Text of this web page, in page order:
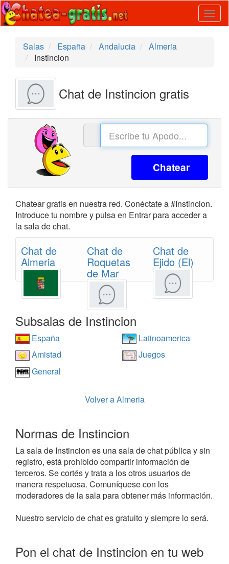
Salas
España Andalucia
Almeria
Instincion
Chat de Instincion gratis
Chatear
Chatear gratis en nuestra red. Conéctate a #Instincion.
Introduce tu nombre y pulsa en Entrar para acceder a
la sala de chat.
Chat de
Almeria
Chat de
Roquetas
de Mar
Chat de
Ejido (El)
Subsalas de Instincion
España
Latinoamerica
Amistad
Juegos
General
Volver a Almeria
Normas de Instincion
La sala de Instincion es una sala de chat pública y sin
registro, está prohibido compartir información de
terceros. Se cortés y trata a los otros usuarios de
manera respetuosa. Comuníquese con los
moderadores de la sala para obtener más información.
Nuestro servicio de chat es gratuito y siempre lo será.
Pon el chat de Instincion en tu web